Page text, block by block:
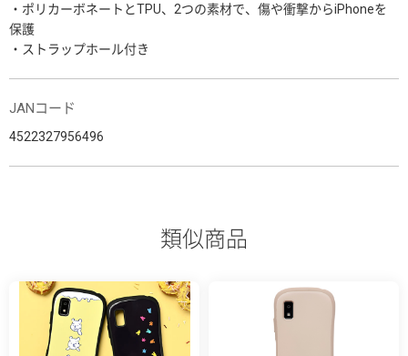
・ポリカーボネートとTPU、2つの素材で、傷や衝撃からiPhoneを
保護
・ストラップホール付き
JANコード
4522327956496
類似商品